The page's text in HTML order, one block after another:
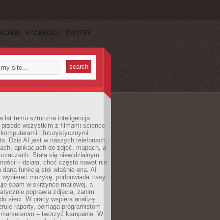
FACEBOOK TWITTER
lat temu sztuczna inteligencja
przede wszystkim z filmami science
i futurystycznymi
Dziś AI jest w naszych telefonach,
aplikacjach do zdjęć, mapach, a
Stała się niewidzialnym
– działa, choć często nawet nie
funkcją stoi właśnie ona. AI
wybierać muzykę, podpowiada trasy
spam w skrzynce mailowej, a
poprawia zdjęcia, zanim
sieci. W pracy wspiera analizę
raporty, pomaga programistom
– tworzyć kampanie. W